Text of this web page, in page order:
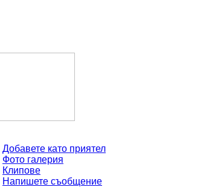
Добавете като приятел
Фото галерия
Клипове
Напишете съобщение